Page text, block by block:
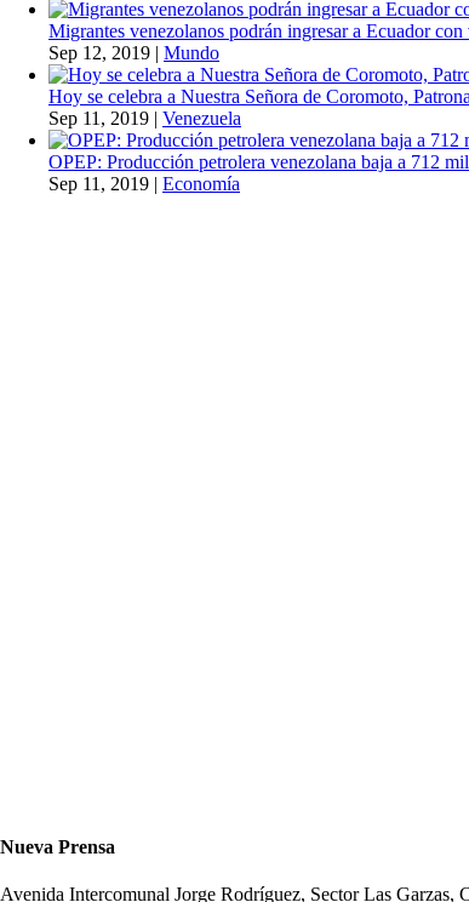
Migrantes venezolanos podrán ingresar a Ecuador con
Sep 12, 2019 | Mundo
Hoy se celebra a Nuestra Señora de Coromoto,
Sep 11, 2019 | Venezuela
OPEP: Producción petrolera venezolana baja a 712
Sep 11, 2019 | Economía
Nueva Prensa
Avenida Intercomunal Jorge Rodríguez, Sector Las